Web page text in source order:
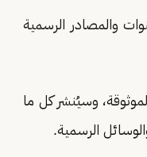
والمصادر الرسمية
وسيُنشر كل ما
الرسمية.